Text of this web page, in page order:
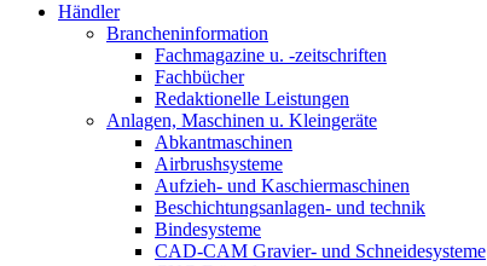
Händler
Brancheninformation
Fachmagazine u. -zeitschriften
Fachbücher
Redaktionelle Leistungen
Anlagen, Maschinen u. Kleingeräte
Abkantmaschinen
Airbrushsysteme
Aufzieh- und Kaschiermaschinen
Beschichtungsanlagen- und technik
Bindesysteme
CAD-CAM Gravier- und Schneidesysteme